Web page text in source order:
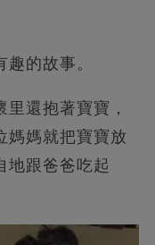
的故事。
還抱著寶寶，
媽媽就把寶寶放
地跟爸爸吃起